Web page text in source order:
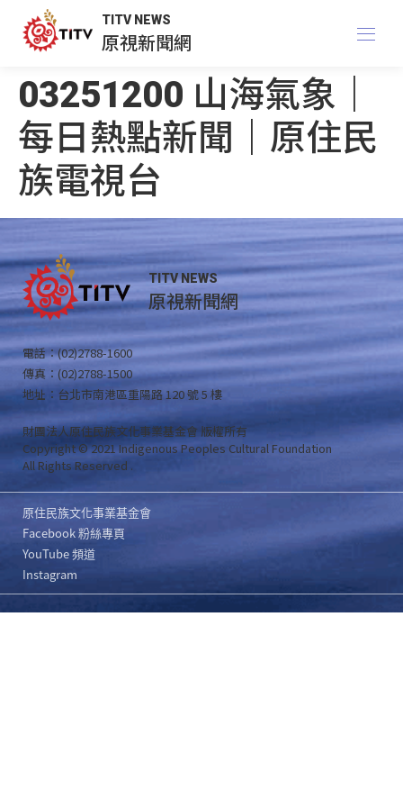
TITV NEWS
原視新聞網
03251200 山海氣象｜
每日熱點新聞｜原住民
族電視台
TITV NEWS
原視新聞網
電話：(02)2788-1600
傳真：(02)2788-1500
地址：台北市南港區重陽路 120 號 5 樓
財團法人原住民族文化事業基金會 版權所有
Copyright © 2021 Indigenous Peoples Cultural Foundation
All Rights Reserved .
原住民族文化事業基金會
Facebook 粉絲專頁
YouTube 頻道
Instagram